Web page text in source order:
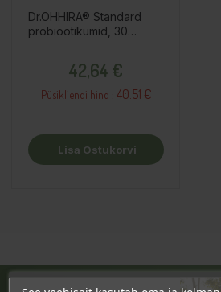
Dr.OHHIRA® Standard
probiootikumid, 30
42,64 €
Püsikliendi hind : 40.51 €
Lisa Ostukorvi